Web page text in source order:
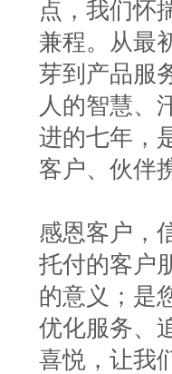
点，我们怀
兼程。从最
芽到产品服
人的智慧、
进的七年，
客户、伙伴
感恩客户，
托付的客户
的意义；是
优化服务、
喜悦，让我